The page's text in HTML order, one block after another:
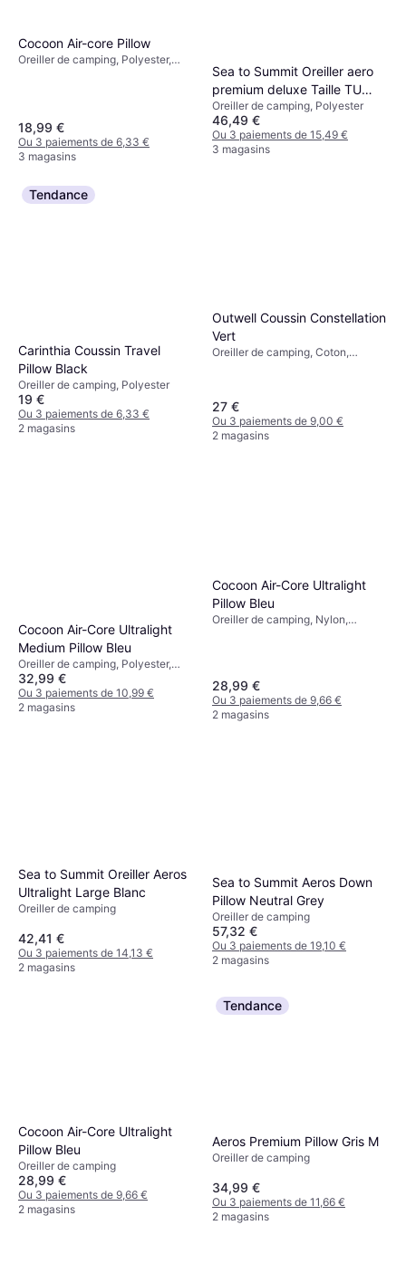
Cocoon Air-core Pillow
Oreiller de camping, Polyester,
18,99 €
Ou 3 paiements de 6,33 €
3 magasins
Sea to Summit Oreiller aero
premium deluxe Taille TU
Couleur NAVY
Oreiller de camping, Polyester
46,49 €
Ou 3 paiements de 15,49 €
3 magasins
Tendance
Carinthia Coussin Travel
Pillow Black
Oreiller de camping, Polyester
19 €
Ou 3 paiements de 6,33 €
2 magasins
Outwell Coussin Constellation
Vert
Oreiller de camping, Coton,
27 €
Ou 3 paiements de 9,00 €
2 magasins
Cocoon Air-Core Ultralight
Medium Pillow Bleu
Oreiller de camping, Polyester,
Nylon
32,99 €
Ou 3 paiements de 10,99 €
2 magasins
Cocoon Air-Core Ultralight
Pillow Bleu
Oreiller de camping, Nylon,
28,99 €
Ou 3 paiements de 9,66 €
2 magasins
Sea to Summit Oreiller Aeros
Ultralight Large Blanc
Oreiller de camping
42,41 €
Ou 3 paiements de 14,13 €
2 magasins
Sea to Summit Aeros Down
Pillow Neutral Grey
Oreiller de camping
57,32 €
Ou 3 paiements de 19,10 €
2 magasins
Cocoon Air-Core Ultralight
Pillow Bleu
Oreiller de camping
28,99 €
Ou 3 paiements de 9,66 €
2 magasins
Tendance
Aeros Premium Pillow Gris M
Oreiller de camping
34,99 €
Ou 3 paiements de 11,66 €
2 magasins